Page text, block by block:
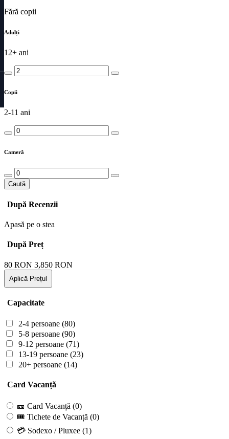
Fără copii
Adulți
12+ ani
Copii
2-11 ani
Cameră
Caută
După Recenzii
Apasă pe o stea
După Preț
80 RON 3,850 RON
Aplică Prețul
Capacitate
2-4 persoane (80)
5-8 persoane (90)
9-12 persoane (71)
13-19 persoane (23)
20+ persoane (14)
Card Vacanță
🎫 Card Vacanță (0)
🎟 Tichete de Vacanță (0)
💳 Sodexo / Pluxee (1)